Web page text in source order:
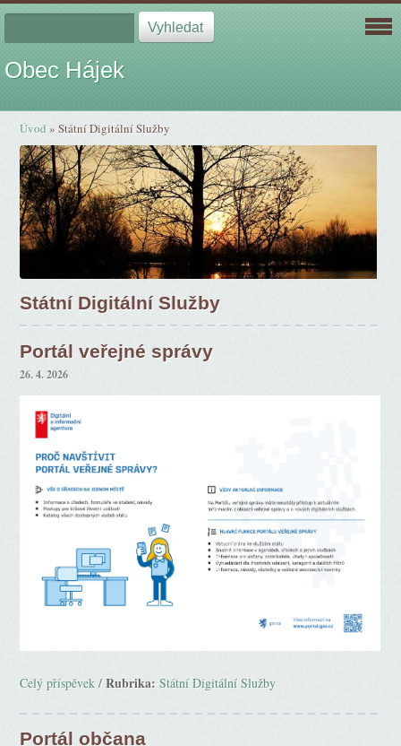
Obec Hájek
Úvod »Státní Digitální Služby
Státní Digitální Služby
Portál veřejné správy
26. 4. 2026
Celý příspěvek /Rubrika: Státní Digitální Služby
Portál občana